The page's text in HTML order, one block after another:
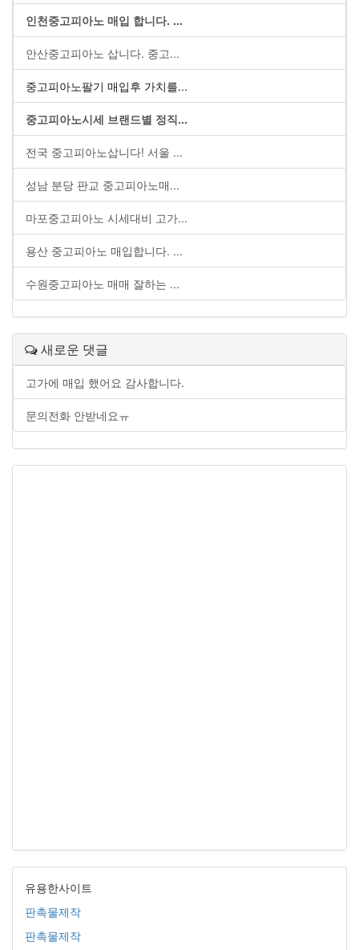
인천중고피아노 매입 합니다. ...
안산중고피아노 삽니다. 중고...
중고피아노팔기 매입후 가치를...
중고피아노시세 브랜드별 정직...
전국 중고피아노삽니다! 서울 ...
성남 분당 판교 중고피아노매...
마포중고피아노 시세대비 고가...
용산 중고피아노 매입합니다. ...
수원중고피아노 매매 잘하는 ...
새로운 댓글
고가에 매입 했어요 감사합니다.
문의전화 안받네요ㅠ
유용한사이트
판촉물제작
판촉물제작